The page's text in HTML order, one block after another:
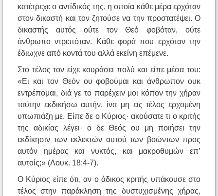
κατέτρεχε ο αντίδικός της, η οποία κάθε μέρα ερχόταν
στον δικαστή και τον ζητούσε να την προστατέψει. Ο
δικαστής αυτός ούτε τον Θεό φοβόταν, ούτε
άνθρωπο ντρεπόταν. Κάθε φορά που ερχόταν την
έδιωχνε από κοντά του αλλά εκείνη επέμενε.
Στο τέλος τον είχε κουράσει πολύ και είπε μέσα του:
«Ει και τον Θεόν ου φοβούμαι και άνθρωπον ουκ
εντρέπομαι, διά γε το παρέχειν μοι κόπον την χήραν
ταύτην εκδικήσω αυτήν, ίνα μη εις τέλος ερχομένη
υπωπιάζη με. Είπε δε ο Κύριος· ακούσατε τι ο κριτής
της αδικίας λέγει· ο δε Θεός ου μη ποιήσει την
εκδίκησιν των εκλεκτών αυτού των βοώντων προς
αυτόν ημέρας και νυκτός, και μακροθυμών επ’
αυτοίς;» (Λουκ. 18:4-7).
Ο Κύριος είπε ότι, αν ο άδικος κριτής υπάκουσε στο
τέλος στην παράκληση της δυστυχισμένης χήρας,